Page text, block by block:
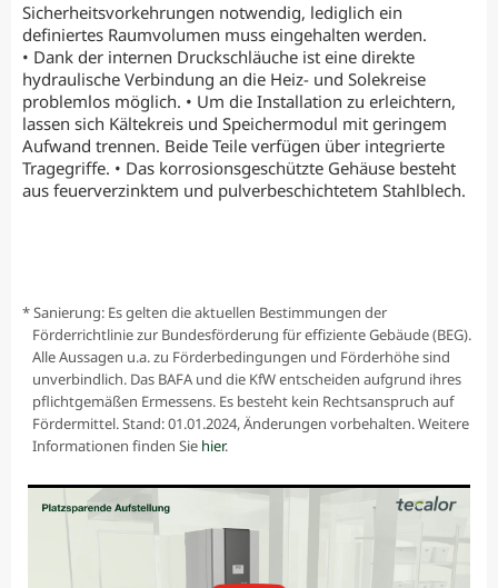
Sicherheitsvorkehrungen notwendig, lediglich ein
definiertes Raumvolumen muss eingehalten werden.
• Dank der internen Druckschläuche ist eine direkte
hydraulische Verbindung an die Heiz- und Solekreise
problemlos möglich. • Um die Installation zu erleichtern,
lassen sich Kältekreis und Speichermodul mit geringem
Aufwand trennen. Beide Teile verfügen über integrierte
Tragegriffe. • Das korrosionsgeschützte Gehäuse besteht
aus feuerverzinktem und pulverbeschichtetem Stahlblech.
* Sanierung: Es gelten die aktuellen Bestimmungen der
Förderrichtlinie zur Bundesförderung für effiziente Gebäude (BEG).
Alle Aussagen u.a. zu Förderbedingungen und Förderhöhe sind
unverbindlich. Das BAFA und die KfW entscheiden aufgrund ihres
pflichtgemäßen Ermessens. Es besteht kein Rechtsanspruch auf
Fördermittel. Stand: 01.01.2024, Änderungen vorbehalten. Weitere
Informationen finden Sie hier.